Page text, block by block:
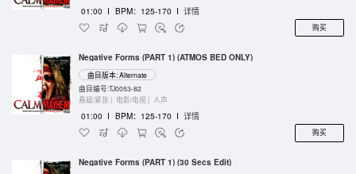
01:00 I BPM：125-170 I 详情
购买
Negative Forms (PART 1) (ATMOS BED ONLY)
曲目版本: Alternate
曲目编号:TJ0053-82
悬疑/紧张 | 电影/电视 | 人声
01:00 I BPM：125-170 I 详情
购买
Negative Forms (PART 1) (30 Secs Edit)